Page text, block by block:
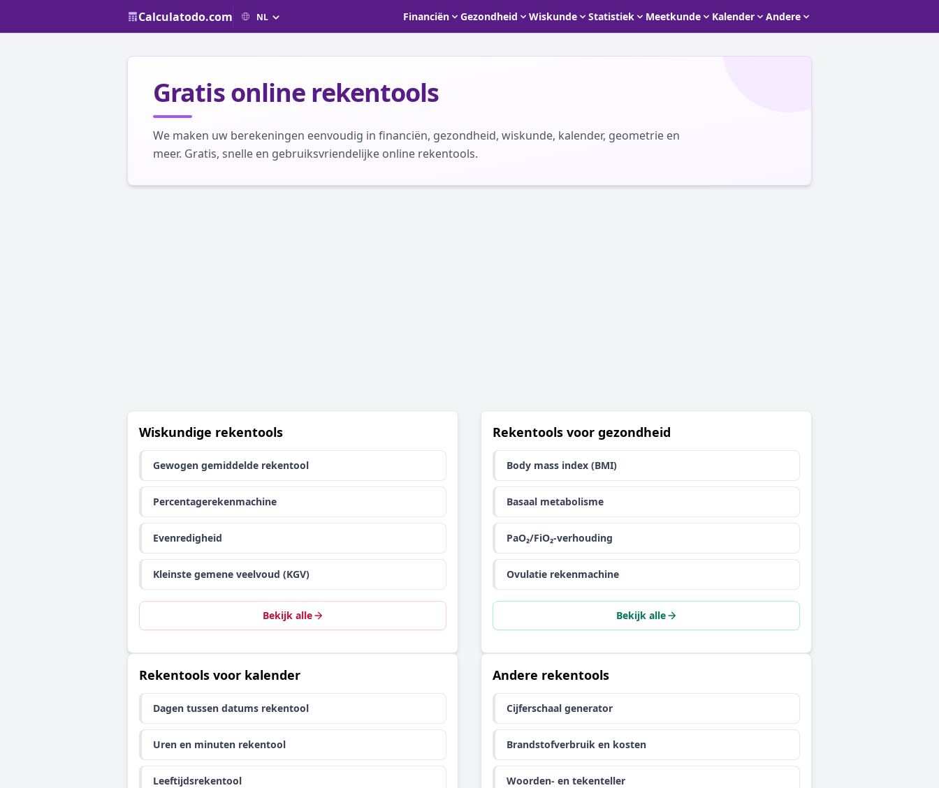
Calculatodo.com Financiën Gezondheid Wiskunde Statistiek Meetkunde Kalender Andere
Gratis online rekentools
We maken uw berekeningen eenvoudig in financiën, gezondheid, wiskunde, kalender, geometrie en
meer. Gratis, snelle en gebruiksvriendelijke online rekentools.
Wiskundige rekentools
Gewogen gemiddelde rekentool
Percentagerekenmachine
Evenredigheid
Kleinste gemene veelvoud (KGV)
Bekijk alle
Rekentools voor kalender
Dagen tussen datums rekentool
Uren en minuten rekentool
Leeftijdsrekentool
Rekentools voor gezondheid
Body mass index (BMI)
Basaal metabolisme
PaO₂/FiO₂-verhouding
Ovulatie rekenmachine
Bekijk alle
Andere rekentools
Cijferschaal generator
Brandstofverbruik en kosten
Woorden- en tekenteller